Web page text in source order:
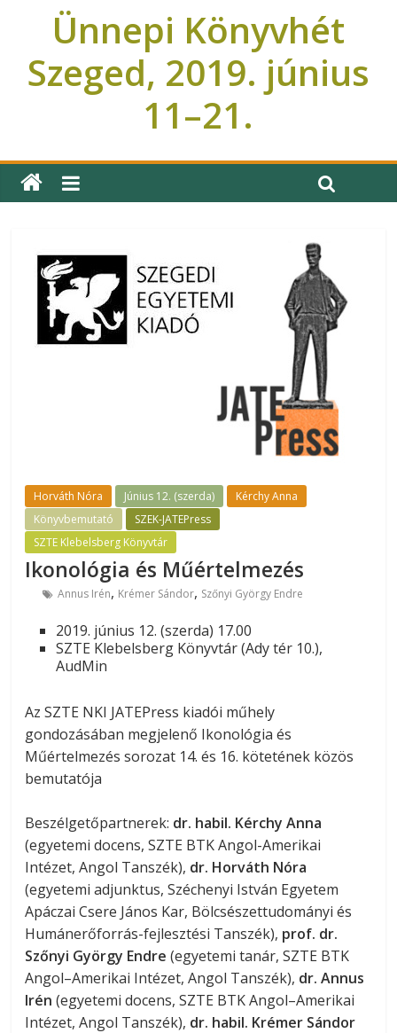
Ünnepi Könyvhét
Szeged, 2019. június
11–21.
Horváth Nóra Június 12. (szerda)
Kérchy Anna
Könyvbemutató
SZEK-JATEPress
SZTE Klebelsberg Könyvtár
Ikonológia és Műértelmezés
Annus Irén, Krémer Sándor, Szőnyi György Endre
2019. június 12. (szerda) 17.00
SZTE Klebelsberg Könyvtár (Ady tér 10.),
AudMin
Az SZTE NKI JATEPress kiadói műhely
gondozásában megjelenő Ikonológia és
Műértelmezés sorozat 14. és 16. kötetének közös
bemutatója
Beszélgetőpartnerek: dr. habil. Kérchy Anna
(egyetemi docens, SZTE BTK Angol-Amerikai
Intézet, Angol Tanszék), dr. Horváth Nóra
(egyetemi adjunktus, Széchenyi István Egyetem
Apáczai Csere János Kar, Bölcsészettudományi és
Humánerőforrás-fejlesztési Tanszék), prof. dr.
Szőnyi György Endre (egyetemi tanár, SZTE BTK
Angol–Amerikai Intézet, Angol Tanszék), dr. Annus
Irén (egyetemi docens, SZTE BTK Angol–Amerikai
Intézet, Angol Tanszék), dr. habil. Krémer Sándor